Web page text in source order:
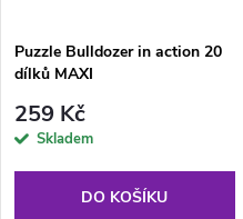
Puzzle Bulldozer in action 20
dílků MAXI
259 Kč
Skladem
DO KOŠÍKU